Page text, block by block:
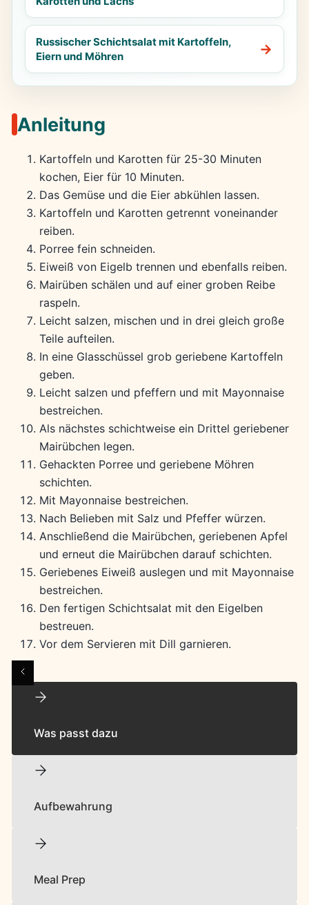
Russischer Schichtsalat mit Kartoffeln,
Eiern und Möhren
Anleitung
Kartoffeln und Karotten für 25-30 Minuten
kochen, Eier für 10 Minuten.
Das Gemüse und die Eier abkühlen lassen.
Kartoffeln und Karotten getrennt voneinander
reiben.
Porree fein schneiden.
Eiweiß von Eigelb trennen und ebenfalls reiben.
Mairüben schälen und auf einer groben Reibe
raspeln.
Leicht salzen, mischen und in drei gleich große
Teile aufteilen.
In eine Glasschüssel grob geriebene Kartoffeln
geben.
Leicht salzen und pfeffern und mit Mayonnaise
bestreichen.
Als nächstes schichtweise ein Drittel geriebener
Mairübchen legen.
Gehackten Porree und geriebene Möhren
schichten.
Mit Mayonnaise bestreichen.
Nach Belieben mit Salz und Pfeffer würzen.
Anschließend die Mairübchen, geriebenen Apfel
und erneut die Mairübchen darauf schichten.
Geriebenes Eiweiß auslegen und mit Mayonnaise
bestreichen.
Den fertigen Schichtsalat mit den Eigelben
bestreuen.
Vor dem Servieren mit Dill garnieren.
Was passt dazu
Aufbewahrung
Meal Prep